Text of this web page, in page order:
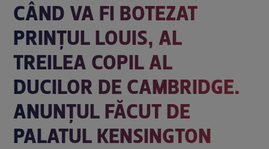
CÂND VA FI BOTEZAT
PRINŢUL LOUIS, AL
TREILEA COPIL AL
DUCILOR DE CAMBRIDGE.
ANUNŢUL FĂCUT DE
PALATUL KENSINGTON